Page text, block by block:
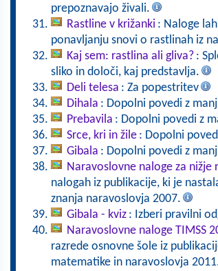
prepoznavajo živali.
Rastline v križanki : Naloge
ponavljanju snovi o rastlinah iz
Kaj sem: rastlina ali gliva? :
sliko in določi, kaj predstavlja.
Deli telesa : Za popestritev
Dihala : Dopolni povedi z
Prebavila : Dopolni povedi z
Srce, kri in žile : Dopolni
Gibala : Dopolni povedi z
Naravoslovne naloge za nižje
nalogah iz publikacije, ki je
znanja naravoslovja 2007.
Gibala - kviz : Izberi pravilni
Naravoslovne naloge TIMSS
razrede osnovne šole iz
matematike in naravoslovja